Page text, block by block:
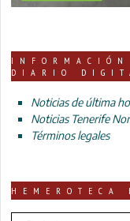
DIARIO
Noticias de última
Noticias Tenerife
Términos legales